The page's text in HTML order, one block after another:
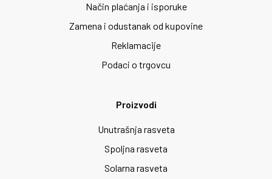
Način plaćanja i isporuke
Zamena i odustanak od kupovine
Reklamacije
Podaci o trgovcu
Proizvodi
Unutrašnja rasveta
Spoljna rasveta
Solarna rasveta